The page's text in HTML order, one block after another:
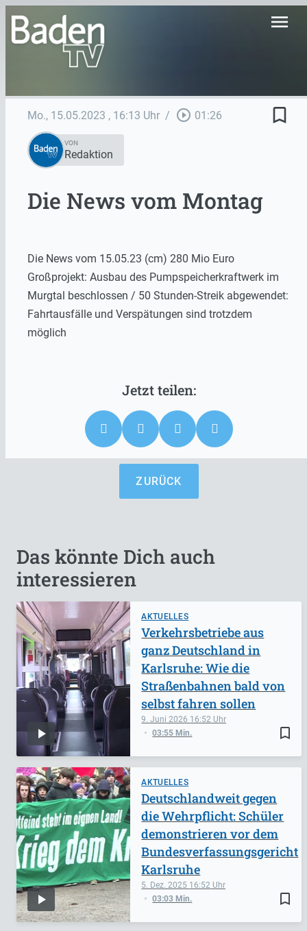
menu
Mo., 15.05.2023 , 16:13 Uhr / play_circle_outline 01:26 bookmark_border
VON
Redaktion
Die News vom Montag
Die News vom 15.05.23 (cm) 280 Mio Euro
Großprojekt: Ausbau des Pumpspeicherkraftwerk im
Murgtal beschlossen / 50 Stunden-Streik abgewendet:
Fahrtausfälle und Verspätungen sind trotzdem
möglich
ZURÜCK
Das könnte Dich auch
interessieren
AKTUELLES
bookmark_border
9. Juni 2026 16:52
03:55 Min.
Verkehrsbetriebe aus
ganz Deutschland in
Karlsruhe: Wie die
Straßenbahnen bald von
selbst fahren sollen
AKTUELLES
bookmark_border
5. Dez. 2025 16:52
03:03 Min.
Deutschlandweit gegen
die Wehrpflicht: Schüler
demonstrieren vor dem
Bundesverfassungsgericht
Karlsruhe